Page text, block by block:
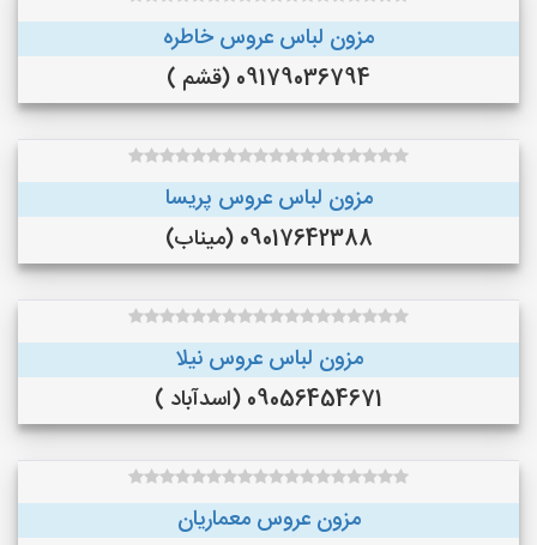
مزون لباس عروس خاطره
09179036794 (قشم )
مزون لباس عروس پریسا
09017642388 (میناب)
مزون لباس عروس نیلا
09056454671 (اسدآباد )
مزون عروس معماریان